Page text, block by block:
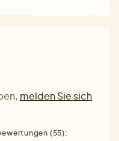
melden Sie sich
(55):